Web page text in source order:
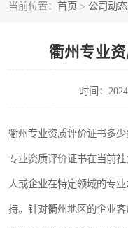
当前位置： 首页 > 公司动态
衢州专业
时间：
衢州专业资质评价证书多少
专业资质评价证书在当前
人或企业在特定领域的专
持。针对衢州地区的企业
45001认证